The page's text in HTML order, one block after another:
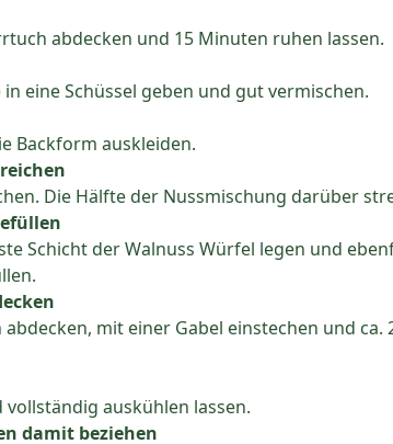
abdecken und 15 Minuten ruhen lassen.
eine Schüssel geben und gut vermischen.
Backform auskleiden.
Die Hälfte der Nussmischung darüber
Schicht der Walnuss Würfel legen und
mit einer Gabel einstechen und ca.
auskühlen lassen.
damit beziehen